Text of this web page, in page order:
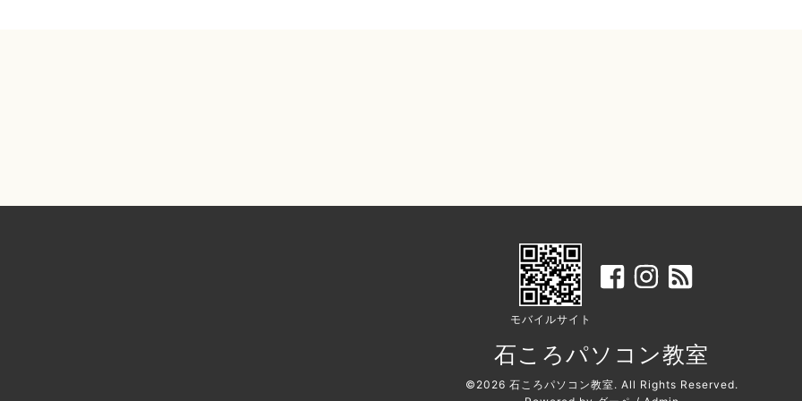
モバイルサイト
石ころパソコン教室
©2026 石ころパソコン教室. All Rights Reserved.